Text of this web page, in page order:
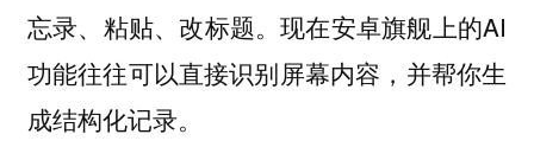
忘录、粘贴、改标题。现在安卓旗舰上的AI
功能往往可以直接识别屏幕内容，并帮你生
成结构化记录。